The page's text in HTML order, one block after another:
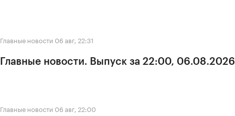
Главные новости 06 авг, 22:31
Главные новости. Выпуск за 22:00, 06.08.2026
Главные новости 06 авг, 22:00